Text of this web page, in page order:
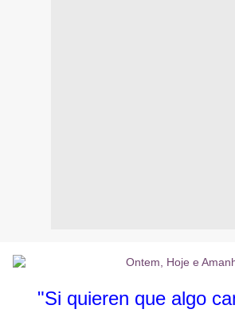
"Si quieren que algo